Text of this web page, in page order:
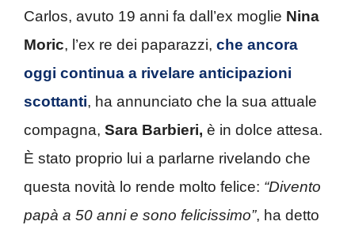
Carlos, avuto 19 anni fa dall’ex moglie Nina
Moric, l’ex re dei paparazzi, che ancora
oggi continua a rivelare anticipazioni
scottanti, ha annunciato che la sua attuale
compagna, Sara Barbieri, è in dolce attesa.
È stato proprio lui a parlarne rivelando che
questa novità lo rende molto felice: “Divento
papà a 50 anni e sono felicissimo”, ha detto